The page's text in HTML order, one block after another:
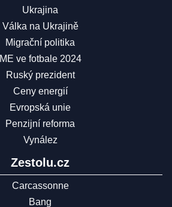
Ukrajina
Válka na Ukrajině
Migrační politika
ME ve fotbale 2024
Ruský prezident
Ceny energií
Evropská unie
Penzijní reforma
Vynález
Zestolu.cz
Carcassonne
Bang